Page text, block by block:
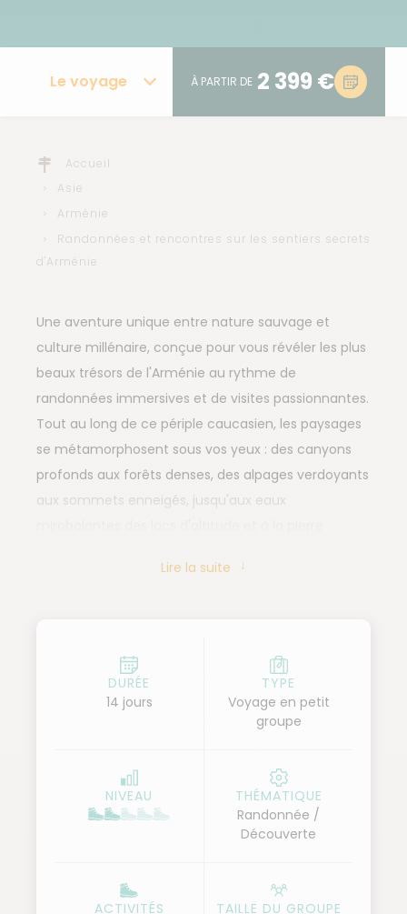
Le voyage À PARTIR DE 2 399 €
Accueil
Asie
Arménie
Randonnées et rencontres sur les sentiers secrets
d'Arménie
Une aventure unique entre nature sauvage et
culture millénaire, conçue pour vous révéler les plus
beaux trésors de l'Arménie au rythme de
randonnées immersives et de visites passionnantes.
Tout au long de ce périple caucasien, les paysages
se métamorphosent sous vos yeux : des canyons
profonds aux forêts denses, des alpages verdoyants
aux sommets enneigés, jusqu'aux eaux
vous serez saisis par la vision grandiose du
des hauts plateaux !
À pied, vous sillonnerez des sentiers secrets pour
atteindre des villages isolés et des sanctuaires
oubliés du temps. Vous marcherez à travers les
Aragats — le toit de l'Arménie —, où vous irez à la
rencontre du peuple Yézidi. Chaque jour vous
réservera son lot de panoramas inoubliables et de
Berceau d'histoire, l'Arménie vous éblouira par son
patrimoine culturel d'une richesse exceptionnelle.
Lire la suite
DURÉE
14 jours
TYPE
Voyage en petit
groupe
NIVEAU
THÉMATIQUE
Randonnée /
Découverte
ACTIVITÉS
TAILLE DU GROUPE